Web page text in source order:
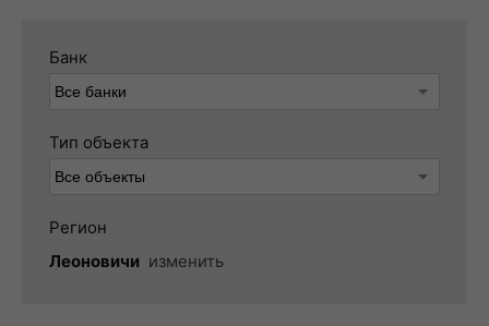
Банк
Тип объекта
Регион
Леоновичи изменить